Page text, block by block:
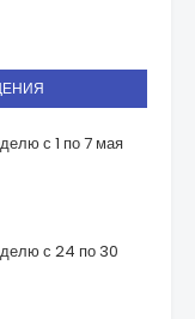
с 1 по 7 мая
с 24 по 30